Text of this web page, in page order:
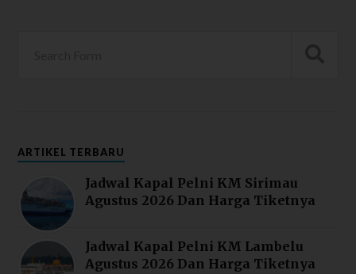
ARTIKEL TERBARU
Jadwal Kapal Pelni KM Sirimau
Agustus 2026 Dan Harga Tiketnya
Jadwal Kapal Pelni KM Lambelu
Agustus 2026 Dan Harga Tiketnya